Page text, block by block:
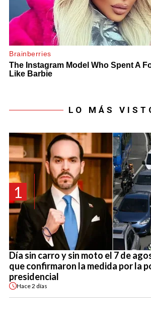
LO MÁS
1
Día sin carro y sin moto el 7 de
que confirmaron la medida por la
presidencial
Hace2 días